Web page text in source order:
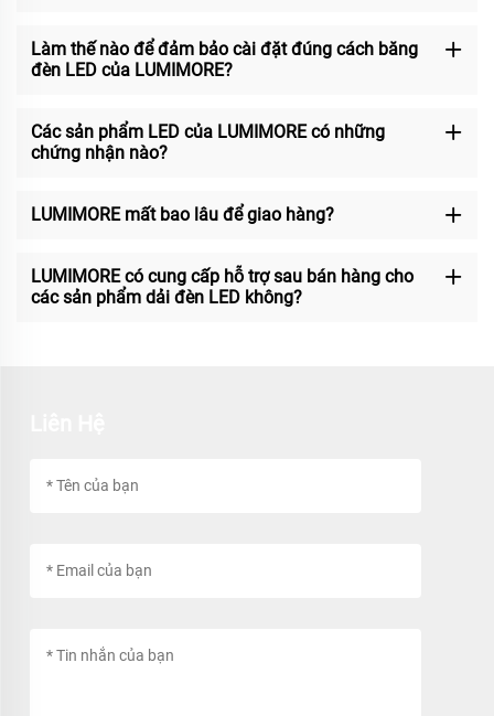
Làm thế nào để đảm bảo cài đặt đúng cách băng
đèn LED của LUMIMORE?
Các sản phẩm LED của LUMIMORE có những
chứng nhận nào?
LUMIMORE mất bao lâu để giao hàng?
LUMIMORE có cung cấp hỗ trợ sau bán hàng cho
các sản phẩm dải đèn LED không?